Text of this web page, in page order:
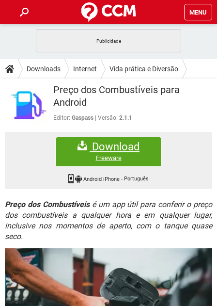
MENU
CELULAR FACEBOOK
EXCEL
INSTAGRAM
GUIA DE COMPRAS
DICAS
JOGOS
CELULAR
OUTLOOK
JOGOS
CELULAR FACEBOOK
EXCEL
GMAIL
FÓRUM
FACEBOOK
EXCEL
GMAIL
WHATSAPP
INSTAGRAM GMAIL
GUIA DE COMPRAS
Downloads Internet Vida prática e Diversão
Preço dos Combustíveis para
Android
Editor: Gaspass Versão: 2.1.1
Download
Freeware
Android iPhone- Português
Preço dos Combustíveisé um app útil para conferir o preço
dos combustíveis a qualquer hora e em qualquer lugar,
inclusive nos momentos de aperto, com o tanque quase
seco.